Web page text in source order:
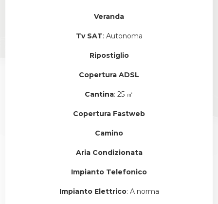
Veranda
Tv SAT: Autonoma
Ripostiglio
Copertura ADSL
Cantina: 25 ㎡
Copertura Fastweb
Camino
Aria Condizionata
Impianto Telefonico
Impianto Elettrico: A norma